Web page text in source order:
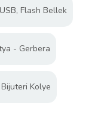
USB, Flash Bellek
- Gerbera
Bijuteri Kolye